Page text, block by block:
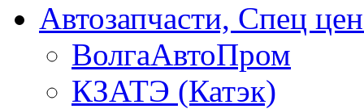
Автозапчасти, Спец
ВолгаАвтоПром
КЗАТЭ (Катэк)